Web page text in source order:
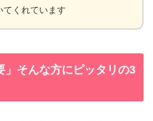
てくれています
」そんな方にピッタリの3